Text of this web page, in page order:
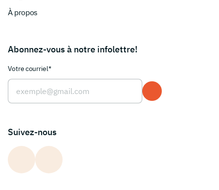
À propos
Abonnez-vous à notre infolettre!
Votre courriel*
Suivez-nous